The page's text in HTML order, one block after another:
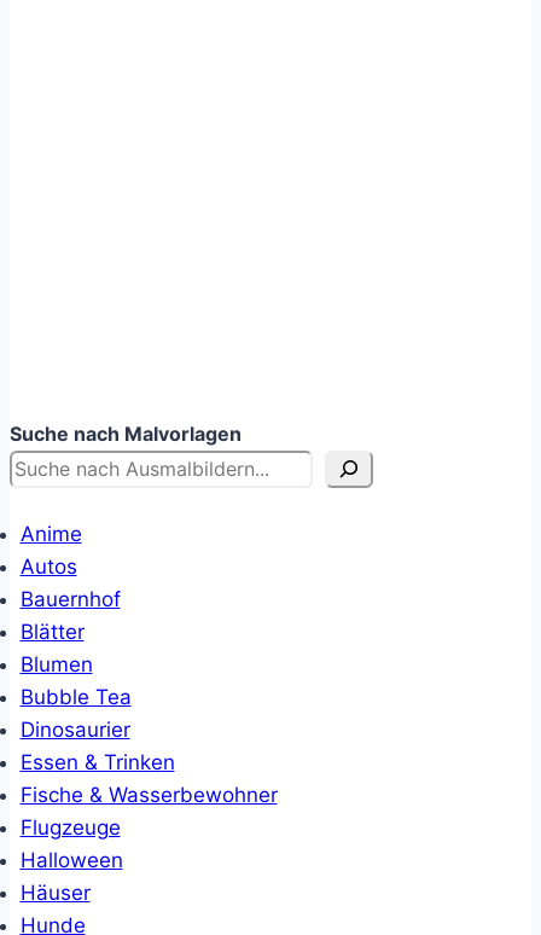
Suche nach Malvorlagen
Anime
Autos
Bauernhof
Blätter
Blumen
Bubble Tea
Dinosaurier
Essen & Trinken
Fische & Wasserbewohner
Flugzeuge
Halloween
Häuser
Hunde